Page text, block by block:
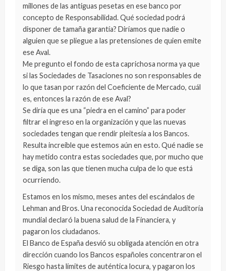
millones de las antiguas pesetas en ese banco por
concepto de Responsabilidad. Qué sociedad podrá
disponer de tamaña garantía? Diríamos que nadie o
alguien que se pliegue a las pretensiones de quien emite
ese Aval.
Me pregunto el fondo de esta caprichosa norma ya que
si las Sociedades de Tasaciones no son responsables de
lo que tasan por razón del Coeficiente de Mercado, cuál
es, entonces la razón de ese Aval?
Se diría que es una “piedra en el camino” para poder
filtrar el ingreso en la organización y que las nuevas
sociedades tengan que rendir pleitesía a los Bancos.
Resulta increíble que estemos aún en esto. Qué nadie se
hay metido contra estas sociedades que, por mucho que
se diga, son las que tienen mucha culpa de lo que está
ocurriendo.
Estamos en los mismo, meses antes del escándalos de
Lehman and Bros. Una reconocida Sociedad de Auditoría
mundial declaró la buena salud de la Financiera, y
pagaron los ciudadanos.
El Banco de España desvió su obligada atención en otra
dirección cuando los Bancos españoles concentraron el
Riesgo hasta límites de auténtica locura, y pagaron los